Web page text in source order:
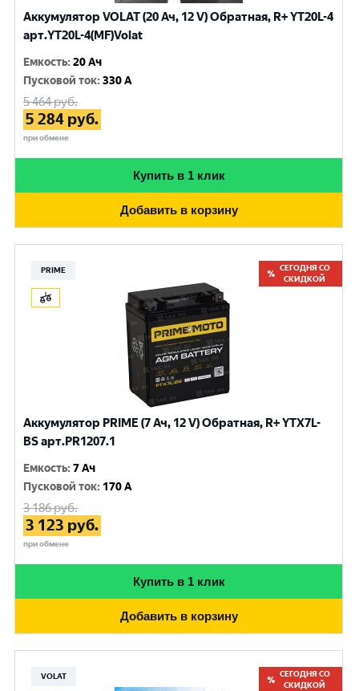
Аккумулятор VOLAT (20 Ач, 12 V) Обратная, R+ YT20L-4
арт.YT20L-4(MF)Volat
Емкость:20 Ач
Пусковой ток:330 A
5 464руб.
5 284 руб.
при обмене
Купить в 1 клик
Добавить в корзину
PRIME
СЕГОДНЯ СО
СКИДКОЙ
Аккумулятор PRIME (7 Ач, 12 V) Обратная, R+ YTX7L-
BS арт.PR1207.1
Емкость:7 Ач
Пусковой ток: 170 A
3 186руб.
3 123 руб.
при обмене
Купить в 1 клик
Добавить в корзину
VOLAT
СЕГОДНЯ СО
СКИДКОЙ